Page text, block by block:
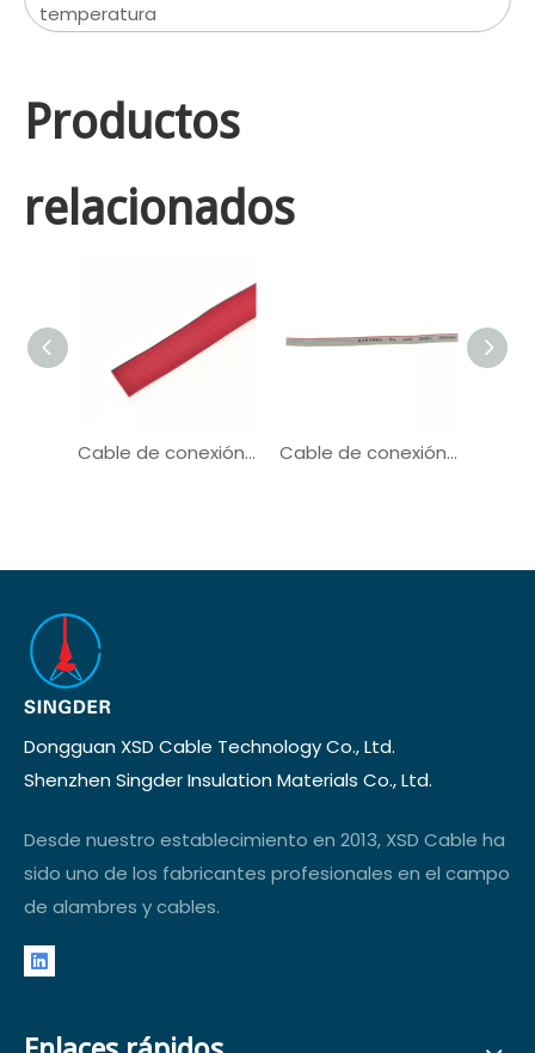
temperatura
Productos
relacionados
Cable de conexión Cable plano de cinta UL21016 Cable de conexión Cable plano de cinta UL2651
Dongguan XSD Cable Technology Co., Ltd.
Shenzhen Singder Insulation Materials Co., Ltd.
Desde nuestro establecimiento en 2013, XSD Cable ha
sido uno de los fabricantes profesionales en el campo
de alambres y cables.